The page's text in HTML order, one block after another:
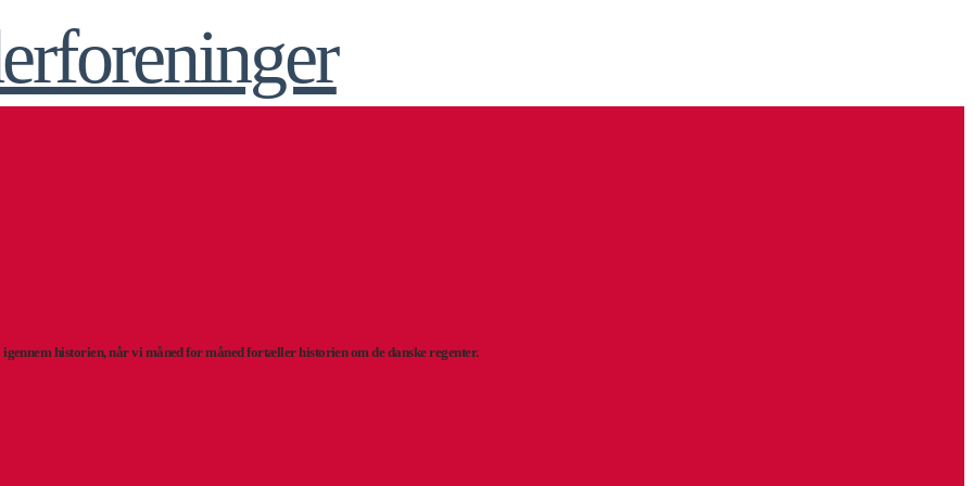
igennem historien, når vi måned for måned fortæller historien om de danske regenter.